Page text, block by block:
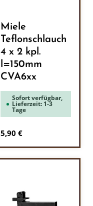
Miele
Teflonschlauch
4 x 2 kpl.
l=150mm
CVA6xx
Sofort verfügbar,
Lieferzeit: 1-3
Tage
Regulärer Preis:
5,90 €